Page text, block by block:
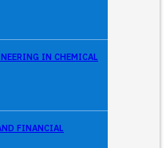
IN CHEMICAL
FINANCIAL